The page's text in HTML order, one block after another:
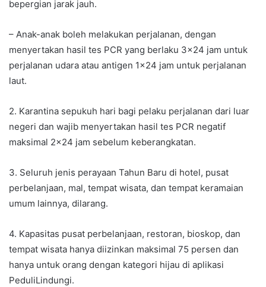
bepergian jarak jauh.
– Anak-anak boleh melakukan perjalanan, dengan
menyertakan hasil tes PCR yang berlaku 3×24 jam untuk
perjalanan udara atau antigen 1×24 jam untuk perjalanan
laut.
2. Karantina sepukuh hari bagi pelaku perjalanan dari luar
negeri dan wajib menyertakan hasil tes PCR negatif
maksimal 2×24 jam sebelum keberangkatan.
3. Seluruh jenis perayaan Tahun Baru di hotel, pusat
perbelanjaan, mal, tempat wisata, dan tempat keramaian
umum lainnya, dilarang.
4. Kapasitas pusat perbelanjaan, restoran, bioskop, dan
tempat wisata hanya diizinkan maksimal 75 persen dan
hanya untuk orang dengan kategori hijau di aplikasi
PeduliLindungi.